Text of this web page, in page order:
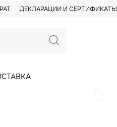
ДЕКЛАРАЦИИ И СЕРТИФИКАТЫ